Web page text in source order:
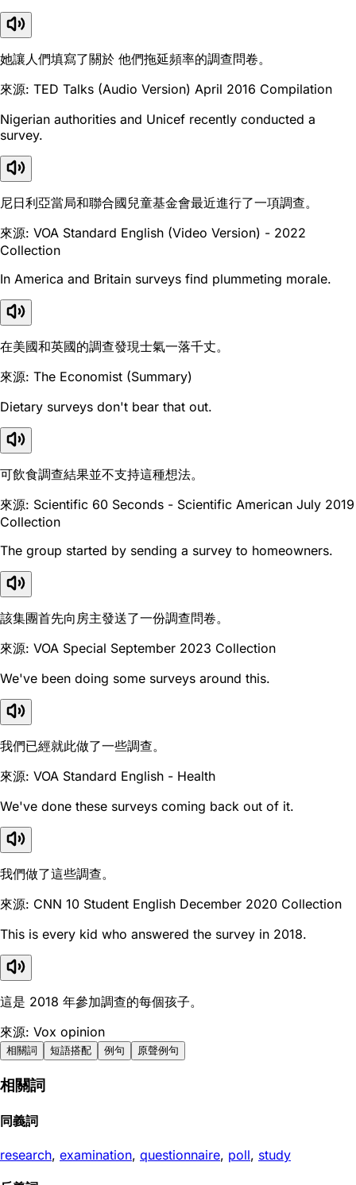
她讓人們填寫了關於 他們拖延頻率的調查問卷。
來源: TED Talks (Audio Version) April 2016 Compilation
Nigerian authorities and Unicef recently conducted a
survey.
尼日利亞當局和聯合國兒童基金會最近進行了一項調查。
來源: VOA Standard English (Video Version) - 2022
Collection
In America and Britain surveys find plummeting morale.
在美國和英國的調查發現士氣一落千丈。
來源: The Economist (Summary)
Dietary surveys don't bear that out.
可飲食調查結果並不支持這種想法。
來源: Scientific 60 Seconds - Scientific American July 2019
Collection
The group started by sending a survey to homeowners.
該集團首先向房主發送了一份調查問卷。
來源: VOA Special September 2023 Collection
We've been doing some surveys around this.
我們已經就此做了一些調查。
來源: VOA Standard English - Health
We've done these surveys coming back out of it.
我們做了這些調查。
來源: CNN 10 Student English December 2020 Collection
This is every kid who answered the survey in 2018.
這是 2018 年參加調查的每個孩子。
來源: Vox opinion
相關詞 短語搭配 例句 原聲例句
相關詞
同義詞
research, examination, questionnaire, poll, study